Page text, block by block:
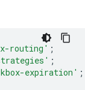
routing' ;
;
expiration' ;